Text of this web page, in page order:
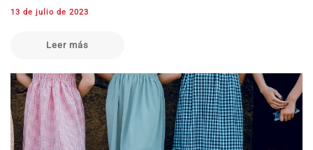
13 de julio de 2023
Leer más